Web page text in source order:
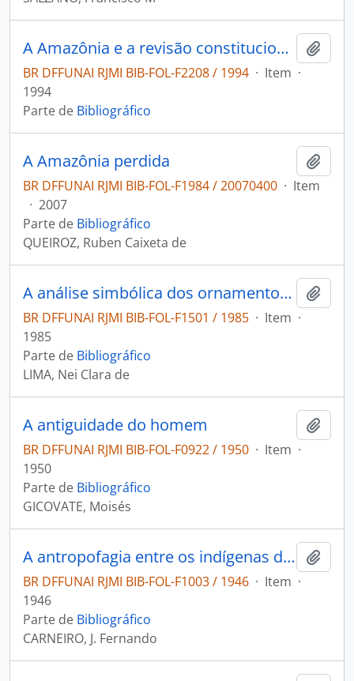
A Amazônia e a revisão constitucional
BR DFFUNAI RJMI BIB-FOL-F2208 / 1994 · Item ·
1994
Parte de Bibliográfico
A Amazônia perdida
BR DFFUNAI RJMI BIB-FOL-F1984 / 20070400 · Item
· 2007
Parte de Bibliográfico
QUEIROZ, Ruben Caixeta de
A análise simbólica dos ornamentos Suyá
BR DFFUNAI RJMI BIB-FOL-F1501 / 1985 · Item ·
1985
Parte de Bibliográfico
LIMA, Nei Clara de
A antiguidade do homem
BR DFFUNAI RJMI BIB-FOL-F0922 / 1950 · Item ·
1950
Parte de Bibliográfico
GICOVATE, Moisés
A antropofagia entre os indígenas do Brasil
BR DFFUNAI RJMI BIB-FOL-F1003 / 1946 · Item ·
1946
Parte de Bibliográfico
CARNEIRO, J. Fernando